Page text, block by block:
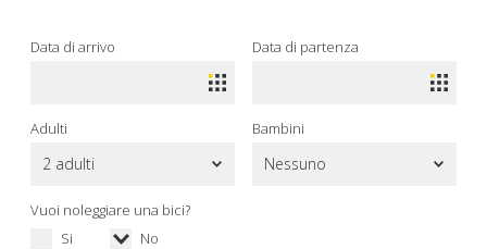
Data di arrivo Data di partenza
Adulti Bambini
Vuoi noleggiare una bici?
Si
No